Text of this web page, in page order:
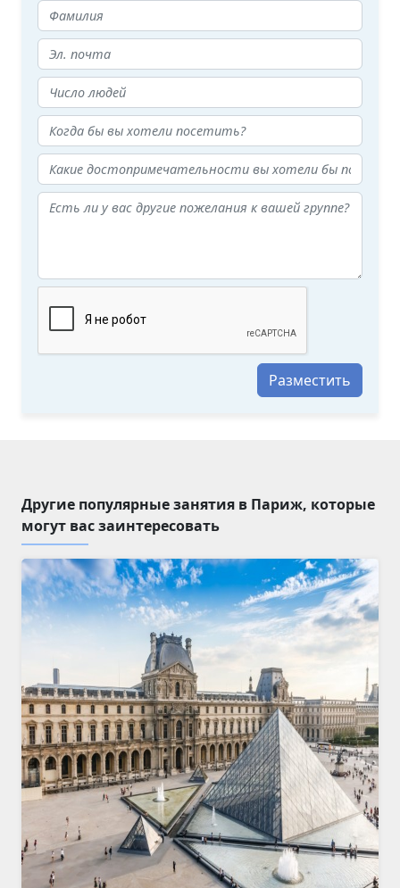
Разместить
Другие популярные занятия в Париж, которые
могут вас заинтересовать